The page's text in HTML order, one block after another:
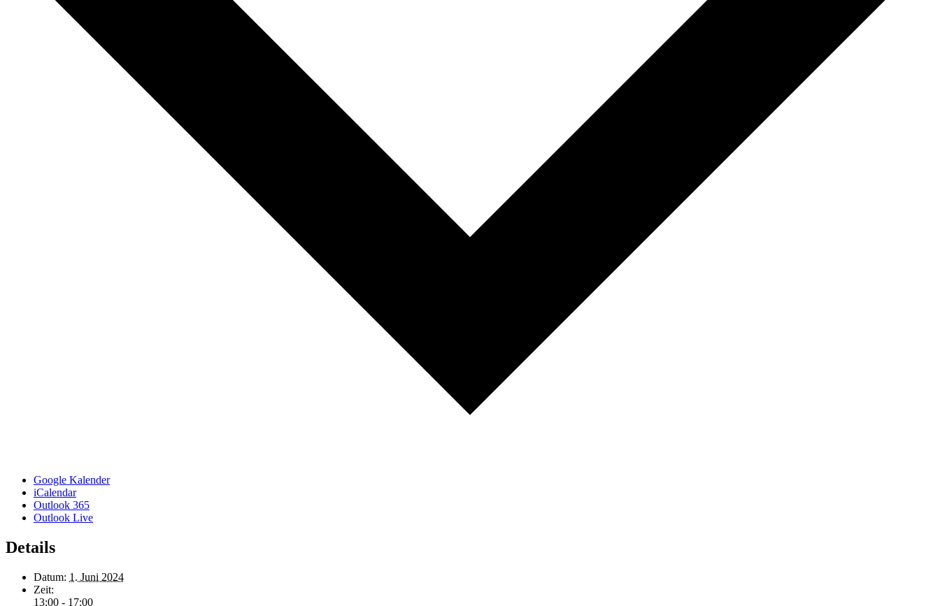
Google Kalender
iCalendar
Outlook 365
Outlook Live
Details
Datum: 1. Juni 2024
Zeit:
13:00 - 17:00